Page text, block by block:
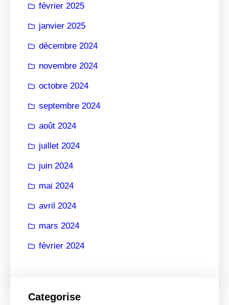
février 2025
janvier 2025
décembre 2024
novembre 2024
octobre 2024
septembre 2024
août 2024
juillet 2024
juin 2024
mai 2024
avril 2024
mars 2024
février 2024
Categorise